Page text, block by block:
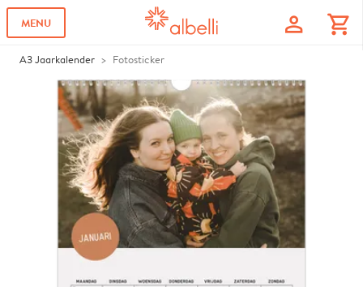
MENU profile shopping_cart
A3 Jaarkalender Fotosticker